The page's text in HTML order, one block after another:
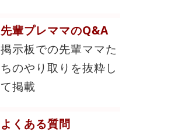
先輩プレママのQ&A
掲示板での先輩ママた
ちのやり取りを抜粋し
て掲載
よくある質問